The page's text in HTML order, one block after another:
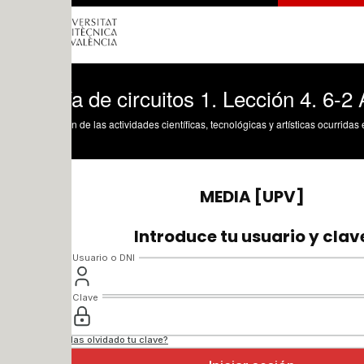
de circuitos 1. Lección 4. 6-2
de las actividades científicas, tecnológicas y artísticas ocurridas en los tres